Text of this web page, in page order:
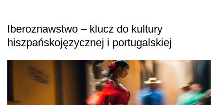
Iberoznawstwo – klucz do kultury
hiszpańskojęzycznej i portugalskiej